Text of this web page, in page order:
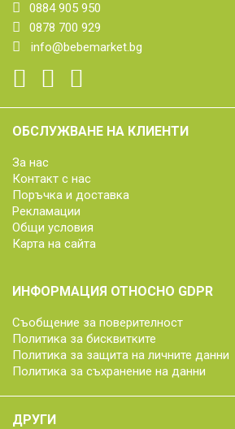
0884 905 950
0878 700 929
info@bebemarket.bg
ОБСЛУЖВАНЕ НА КЛИЕНТИ
За нас
Контакт с нас
Поръчка и доставка
Рекламации
Общи условия
Карта на сайта
ИНФОРМАЦИЯ ОТНОСНО GDPR
Съобщение за поверителност
Политика за бисквитките
Политика за защита на личните данни
Политика за съхранение на данни
ДРУГИ